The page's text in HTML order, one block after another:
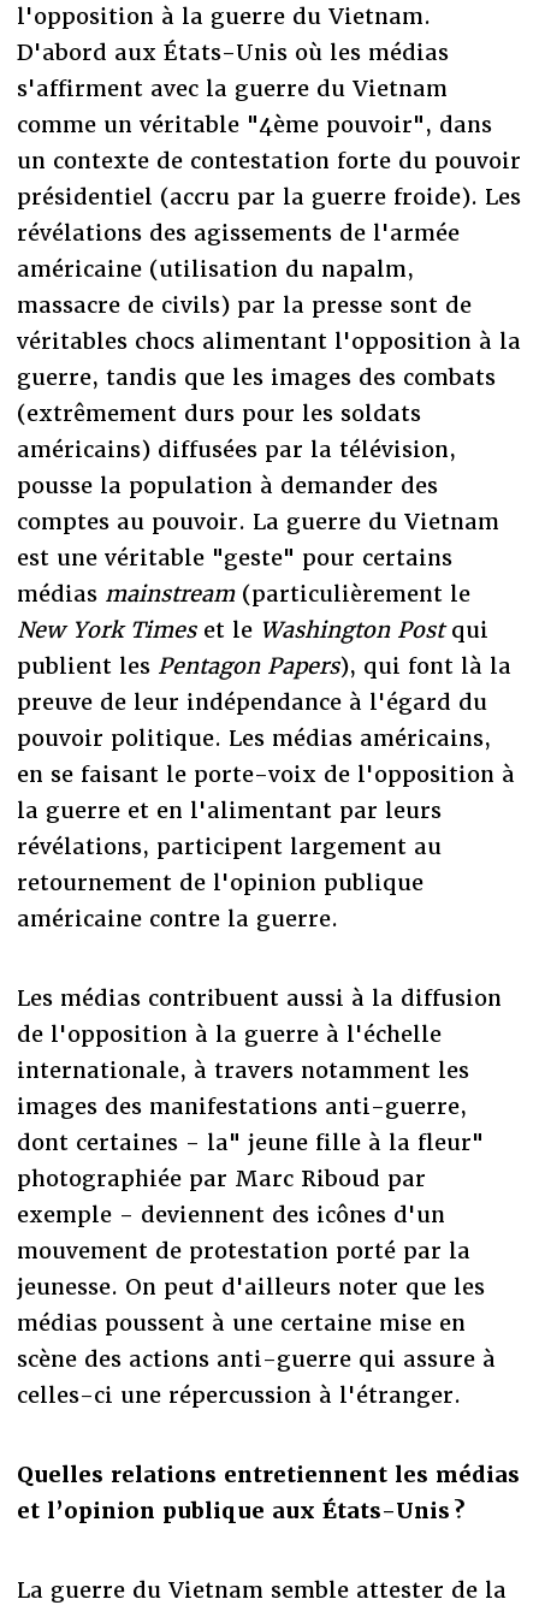
l'opposition à la guerre du Vietnam.
D'abord aux États-Unis où les médias
s'affirment avec la guerre du Vietnam
comme un véritable "4ème pouvoir", dans
un contexte de contestation forte du pouvoir
présidentiel (accru par la guerre froide). Les
révélations des agissements de l'armée
américaine (utilisation du napalm,
massacre de civils) par la presse sont de
véritables chocs alimentant l'opposition à la
guerre, tandis que les images des combats
(extrêmement durs pour les soldats
américains) diffusées par la télévision,
pousse la population à demander des
comptes au pouvoir. La guerre du Vietnam
est une véritable "geste" pour certains
médias mainstream(particulièrement le
New York Timeset le Washington Postqui
publient les Pentagon Papers), qui font là la
preuve de leur indépendance à l'égard du
pouvoir politique. Les médias américains,
en se faisant le porte-voix de l'opposition à
la guerre et en l'alimentant par leurs
révélations, participent largement au
retournement de l'opinion publique
américaine contre la guerre.
Les médias contribuent aussi à la diffusion
de l'opposition à la guerre à l'échelle
internationale, à travers notamment les
images des manifestations anti-guerre,
dont certaines - la" jeune fille à la fleur"
photographiée par Marc Riboud par
exemple - deviennent des icônes d'un
mouvement de protestation porté par la
jeunesse. On peut d'ailleurs noter que les
médias poussent à une certaine mise en
scène des actions anti-guerre qui assure à
celles-ci une répercussion à l'étranger.
Quelles relations entretiennent les médias
et l’opinion publique aux États-Unis ?
La guerre du Vietnam semble attester de la